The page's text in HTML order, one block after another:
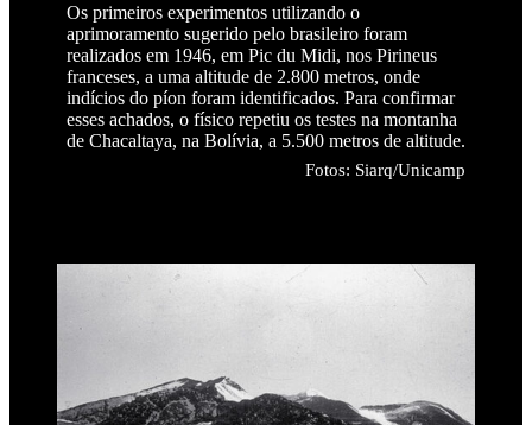
Os primeiros experimentos utilizando o
aprimoramento sugerido pelo brasileiro foram
realizados em 1946, em Pic du Midi, nos Pirineus
franceses, a uma altitude de 2.800 metros, onde
indícios do píon foram identificados. Para confirmar
esses achados, o físico repetiu os testes na montanha
de Chacaltaya, na Bolívia, a 5.500 metros de altitude.
Fotos: Siarq/Unicamp